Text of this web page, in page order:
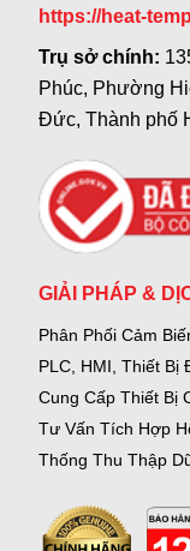
https://heat-
Trụ sở chính:
Phúc, Phường
Đức, Thành phố
GIẢI PHÁP &
Phân Phối Cảm
PLC, HMI, Thiết Bị
Cung Cấp Thiết Bị
Tư Vấn Tích Hợp
Thống Thu Thập